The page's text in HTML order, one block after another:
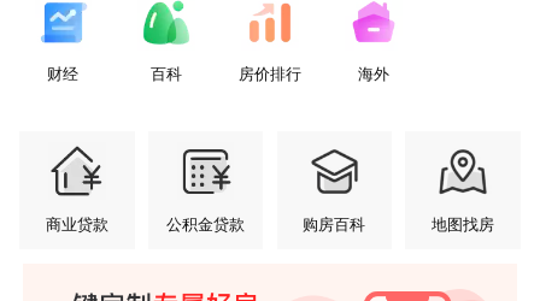
财经 百科 房价排行 海外
商业贷款 公积金贷款 购房百科 地图找房